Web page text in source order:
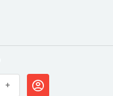
+